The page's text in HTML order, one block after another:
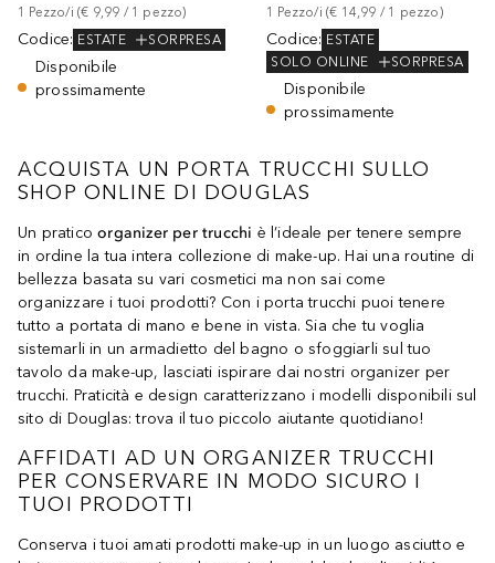
1 Pezzo/i (€ 9,99 / 1 pezzo)
Codice: ESTATE SORPRESA
Disponibile
prossimamente
1 Pezzo/i (€ 14,99 / 1 pezzo)
Codice: ESTATE
SOLO ONLINE
SORPRESA
Disponibile
prossimamente
ACQUISTA UN PORTA TRUCCHI SULLO
SHOP ONLINE DI DOUGLAS
Un praticoorganizer per trucchi è l’ideale per tenere sempre
in ordine la tua intera collezione di make-up. Hai una routine di
bellezza basata su vari cosmetici ma non sai come
organizzare i tuoi prodotti? Con i porta trucchi puoi tenere
tutto a portata di mano e bene in vista. Sia che tu voglia
sistemarli in un armadietto del bagno o sfoggiarli sul tuo
tavolo da make-up, lasciati ispirare dai nostri organizer per
trucchi. Praticità e design caratterizzano i modelli disponibili sul
sito di Douglas: trova il tuo piccolo aiutante quotidiano!
AFFIDATI AD UN ORGANIZER TRUCCHI
PER CONSERVARE IN MODO SICURO I
TUOI PRODOTTI
Conserva i tuoi amati prodotti make-up in un luogo asciutto e